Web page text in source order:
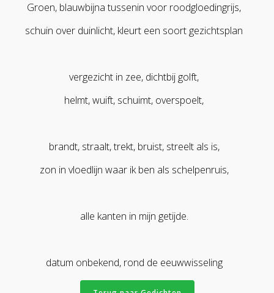
Groen, blauwbijna tussenin voor roodgloedingrijs,
schuin over duinlicht, kleurt een soort gezichtsplan
vergezicht in zee, dichtbij golft,
helmt, wuift, schuimt, overspoelt,
brandt, straalt, trekt, bruist, streelt als is,
zon in vloedlijn waar ik ben als schelpenruis,
alle kanten in mijn getijde.
datum onbekend, rond de eeuwwisseling